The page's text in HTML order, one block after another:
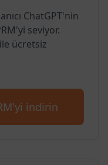
ChatGPT'nin
seviyor.
ücretsiz
indirin